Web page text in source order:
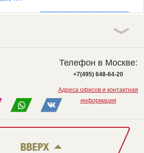
Телефон в Москве:
+7(495) 648-64-20
Адреса офисов и контактная
информация